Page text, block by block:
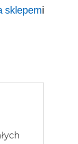
sklepemi